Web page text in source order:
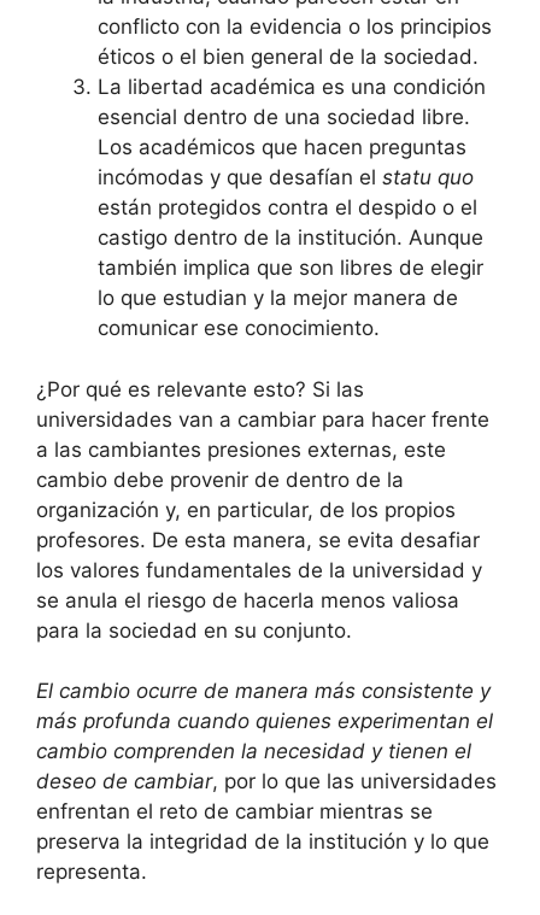
conflicto con la evidencia o los principios
éticos o el bien general de la sociedad.
La libertad académica es una condición
esencial dentro de una sociedad libre.
Los académicos que hacen preguntas
incómodas y que desafían el statu quo
están protegidos contra el despido o el
castigo dentro de la institución. Aunque
también implica que son libres de elegir
lo que estudian y la mejor manera de
comunicar ese conocimiento.
¿Por qué es relevante esto? Si las
universidades van a cambiar para hacer frente
a las cambiantes presiones externas, este
cambio debe provenir de dentro de la
organización y, en particular, de los propios
profesores. De esta manera, se evita desafiar
los valores fundamentales de la universidad y
se anula el riesgo de hacerla menos valiosa
para la sociedad en su conjunto.
El cambio ocurre de manera más consistente y
más profunda cuando quienes experimentan el
cambio comprenden la necesidad y tienen el
deseo de cambiar, por lo que las universidades
enfrentan el reto de cambiar mientras se
preserva la integridad de la institución y lo que
representa.